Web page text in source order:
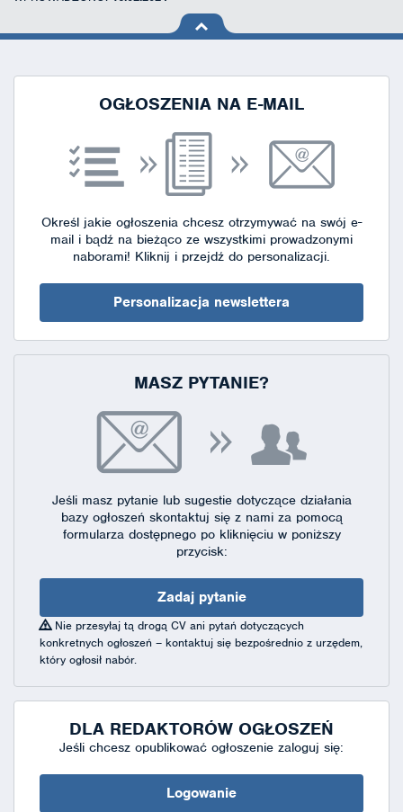
na górę
OGŁOSZENIA NA E-MAIL
Określ jakie ogłoszenia chcesz otrzymywać na swój e-
mail i bądź na bieżąco ze wszystkimi prowadzonymi
naborami! Kliknij i przejdź do personalizacji.
Personalizacja newslettera
MASZ PYTANIE?
Jeśli masz pytanie lub sugestie dotyczące działania
bazy ogłoszeń skontaktuj się z nami za pomocą
formularza dostępnegopo kliknięciu w poniższy
przycisk:
Zadaj pytanie
Nie przesyłaj tą drogą CV ani pytań dotyczących
konkretnych ogłoszeń – kontaktuj się bezpośrednio z urzędem,
który ogłosił nabór.
DLA REDAKTORÓW OGŁOSZEŃ
Jeśli chcesz opublikować ogłoszenie zaloguj się:
Logowanie